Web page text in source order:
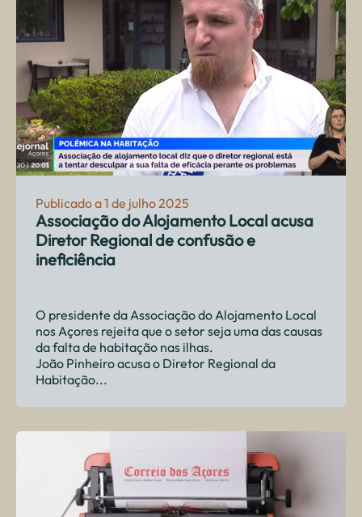
Publicado a 1 de julho 2025
Associação do Alojamento Local acusa
Diretor Regional de confusão e
ineficiência
O presidente da Associação do Alojamento Local
nos Açores rejeita que o setor seja uma das causas
da falta de habitação nas ilhas.
João Pinheiro acusa o Diretor Regional da
Habitação...